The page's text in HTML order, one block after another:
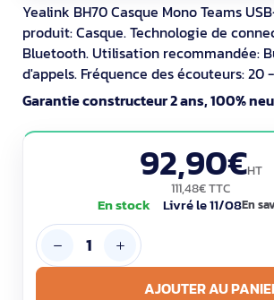
Yealink BH70 Casque Mono Teams
produit: Casque. Technologie de
Bluetooth. Utilisation recommandée:
d'appels. Fréquence des écouteurs: 20
Portée du routeur sans fil: 50 m. Poids:
Garantie constructeur 2 ans, 100%
92,90€HT
111,48€ TTC
En stock Livré le 11/08En
AJOUTER AU